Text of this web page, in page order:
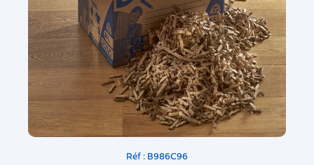
Réf : B986C96